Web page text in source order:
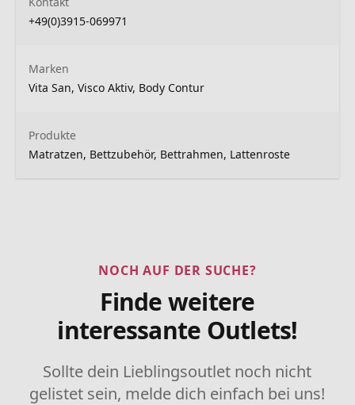
+49(0)3915-069971
Marken
Vita San, Visco Aktiv, Body Contur
Produkte
Matratzen, Bettzubehör, Bettrahmen, Lattenroste
NOCH AUF DER SUCHE?
Finde weitere
interessante Outlets!
Sollte dein Lieblingsoutlet noch nicht
gelistet sein, melde dich einfach bei uns!